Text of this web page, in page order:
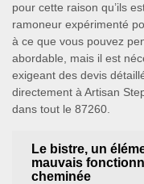
pour cette raison qu’ils
ramoneur expérimenté
à ce que vous pouvez
abordable, mais il est
exigeant des devis
directement à Artisan
dans tout le 87260.
Le bistre, un
mauvais
cheminée